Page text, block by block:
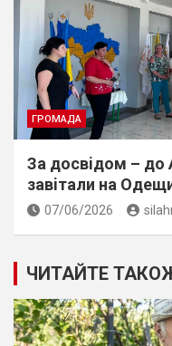
ГРОМАДА
За досвiдом – до
завiтали на
07/06/2026
ЧИТАЙТЕ